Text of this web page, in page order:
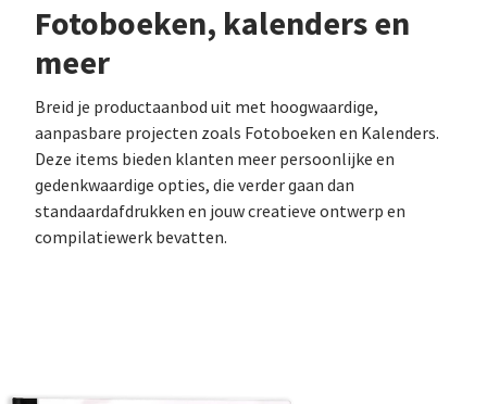
Fotoboeken, kalenders en
meer
Breid je productaanbod uit met hoogwaardige,
aanpasbare projecten zoals Fotoboeken en Kalenders.
Deze items bieden klanten meer persoonlijke en
gedenkwaardige opties, die verder gaan dan
standaardafdrukken en jouw creatieve ontwerp en
compilatiewerk bevatten.